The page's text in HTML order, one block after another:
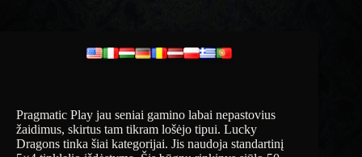
Pragmatic Play jau seniai gamino labai nepastovius
žaidimus, skirtus tam tikram lošėjo tipui. Lucky
Dragons tinka šiai kategorijai. Jis naudoja standartinį